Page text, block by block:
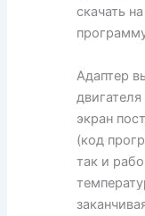
скачать
Адаптер
экран
(код
так и